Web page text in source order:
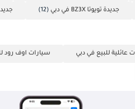
جديدة تويوتا BZ3X في دبي (12)
عائلية للبيع في دبي سيارات اوف رود